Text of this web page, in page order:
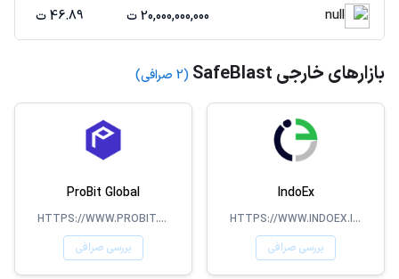
null 20,000,000,000 ت 46.89 ت
بازارهای خارجی SafeBlast (2 صرافی)
IndoEx
HTTPS://WWW.INDOEX.IO/
بررسی صرافی
ProBit Global
HTTPS://WWW.PROBIT.COM/EN-US/
بررسی صرافی